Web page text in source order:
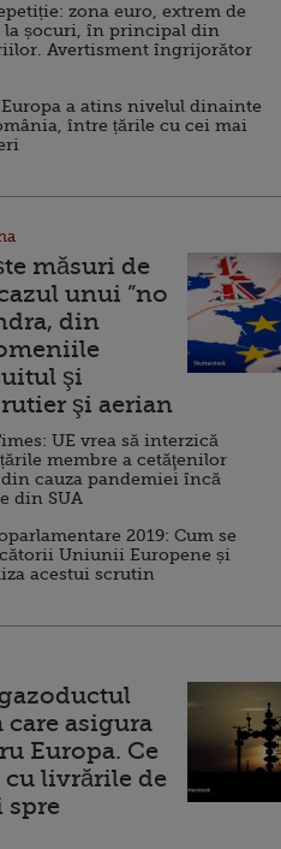
zona euro, extrem de
la șocuri, în principal din
Avertisment îngrijorător
a atins nivelul dinainte
între țările cu cei mai
măsuri de
unui ”no
din
şi
şi aerian
UE vrea să interzică
membre a cetăţenilor
cauza pandemiei încă
din SUA
2019: Cum se
Uniunii Europene și
acestui scrutin
asigura
Europa. Ce
cu livrările de
spre